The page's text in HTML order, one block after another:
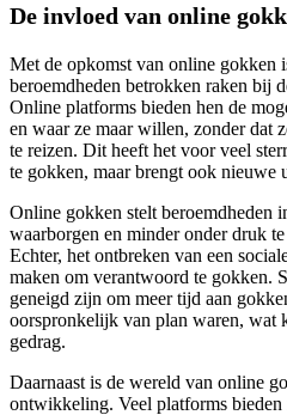
De invloed van online
Met de opkomst van online gokken
beroemdheden betrokken raken bij
Online platforms bieden hen de
en waar ze maar willen, zonder dat
te reizen. Dit heeft het voor veel
te gokken, maar brengt ook nieuwe
Online gokken stelt beroemdheden
waarborgen en minder onder druk
Echter, het ontbreken van een
maken om verantwoord te gokken.
geneigd zijn om meer tijd aan
oorspronkelijk van plan waren, wat
gedrag.
Daarnaast is de wereld van online
ontwikkeling. Veel platforms